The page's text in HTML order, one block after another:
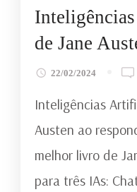
de Jane
22/02/2024
Inteligências
Austen ao
melhor livro de
para três IAs: